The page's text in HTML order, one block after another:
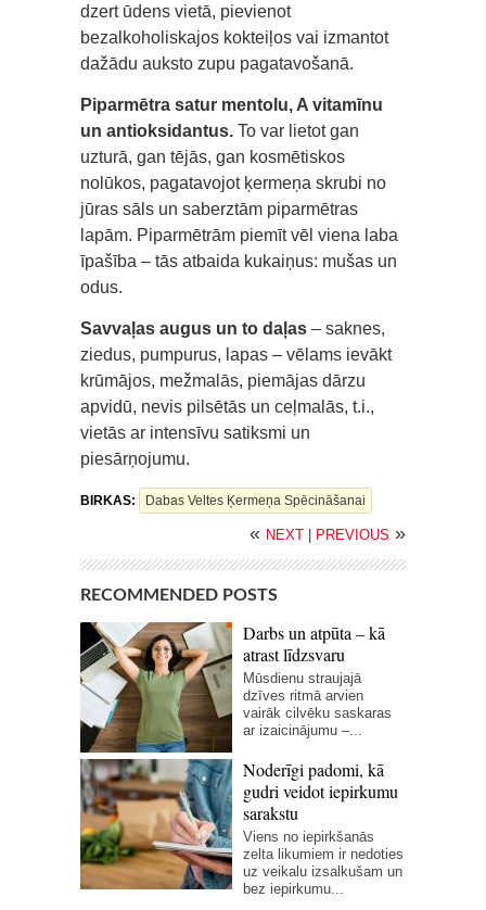
dzert ūdens vietā, pievienot
bezalkoholiskajos kokteiļos vai izmantot
dažādu auksto zupu pagatavošanā.
Piparmētra satur mentolu, A vitamīnu
un antioksidantus. To var lietot gan
uzturā, gan tējās, gan kosmētiskos
nolūkos, pagatavojot ķermeņa skrubi no
jūras sāls un saberztām piparmētras
lapām. Piparmētrām piemīt vēl viena laba
īpašība – tās atbaida kukaiņus: mušas un
odus.
Savvaļas augus un to daļas – saknes,
ziedus, pumpurus, lapas – vēlams ievākt
krūmājos, mežmalās, piemājas dārzu
apvidū, nevis pilsētās un ceļmalās, t.i.,
vietās ar intensīvu satiksmi un
piesārņojumu.
BIRKAS: Dabas Veltes Ķermeņa Spēcināšanai
« NEXT PREVIOUS »
RECOMMENDED POSTS
Darbs un atpūta – kā
atrast līdzsvaru
Mūsdienu straujajā
dzīves ritmā arvien
vairāk cilvēku saskaras
ar izaicinājumu –...
Noderīgi padomi, kā
gudri veidot iepirkumu
sarakstu
Viens no iepirkšanās
zelta likumiem ir nedoties
uz veikalu izsalkušam un
bez iepirkumu...